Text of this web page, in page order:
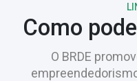
Como
O BRDE